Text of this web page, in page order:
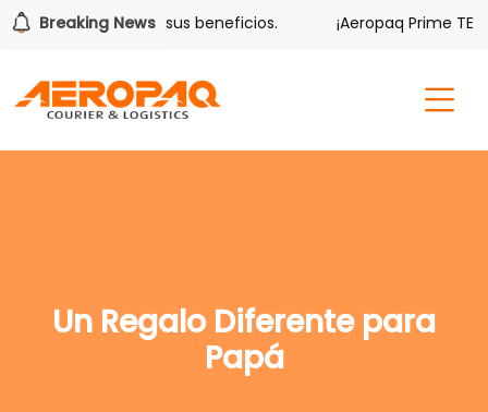
Breaking News
también tiene sus beneficios. ¡Aeropaq Prime TE DA
Un Regalo Diferente para
Papá